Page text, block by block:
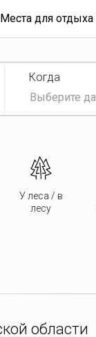
Места для отдыха
Когда
У леса / в
лесу
области